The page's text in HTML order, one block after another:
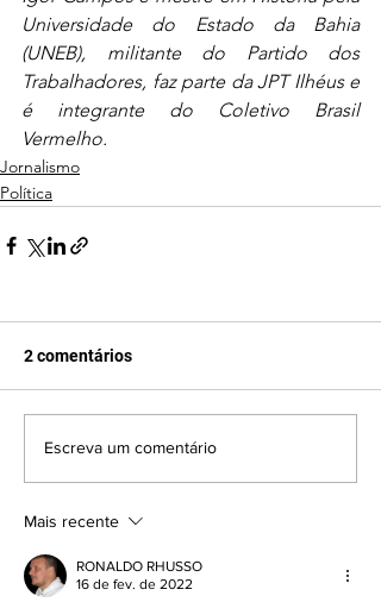
Universidade do Estado da Bahia
(UNEB), militante do Partido dos
Trabalhadores, faz parte da JPT Ilhéus e
é integrante do Coletivo Brasil
Vermelho.
Jornalismo
Política
2 comentários
Escreva um comentário
Mais recente
RONALDO RHUSSO
16 de fev. de 2022